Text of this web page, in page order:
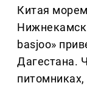
Китая
basjoo»
Дагестана.